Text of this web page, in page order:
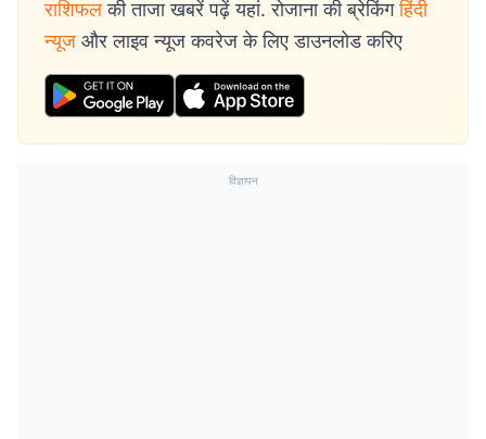
राशिफल की ताजा खबरें पढ़ें यहां. रोजाना की ब्रेकिंग हिंदी
न्यूज और लाइव न्यूज कवरेज के लिए डाउनलोड करिए
विज्ञापन